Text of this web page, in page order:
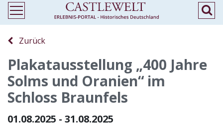
Zurück
Plakatausstellung „400 Jahre
Solms und Oranien“ im
Schloss Braunfels
01.08.2025 - 31.08.2025